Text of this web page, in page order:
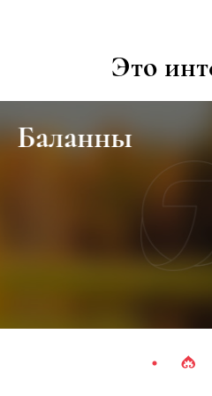
Это